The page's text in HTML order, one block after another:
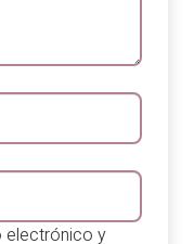
electrónico y